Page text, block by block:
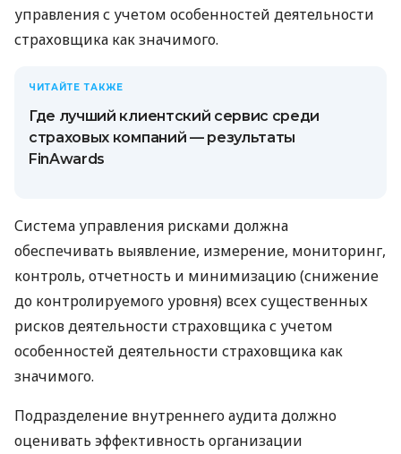
управления с учетом особенностей деятельности
страховщика как значимого.
ЧИТАЙТЕ ТАКЖЕ
Где лучший клиентский сервис среди
страховых компаний — результаты
FinAwards
Система управления рисками должна
обеспечивать выявление, измерение, мониторинг,
контроль, отчетность и минимизацию (снижение
до контролируемого уровня) всех существенных
рисков деятельности страховщика с учетом
особенностей деятельности страховщика как
значимого.
Подразделение внутреннего аудита должно
оценивать эффективность организации